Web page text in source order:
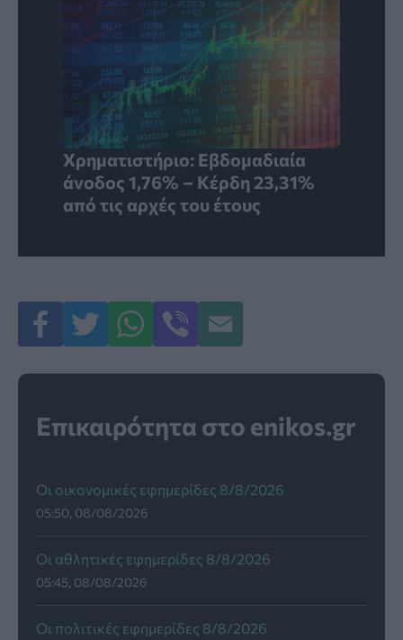
Χρηματιστήριο: Εβδομαδιαία
άνοδος 1,76% – Κέρδη 23,31%
από τις αρχές του έτους
Επικαιρότητα στο enikos.gr
Οι οικονομικές εφημερίδες 8/8/2026
05:50, 08/08/2026
Οι αθλητικές εφημερίδες 8/8/2026
05:45, 08/08/2026
Οι πολιτικές εφημερίδες 8/8/2026